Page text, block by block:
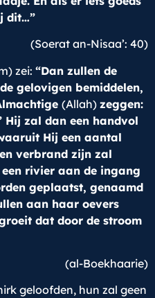
dit…”
(Soerat an-Nisaa’: 40)
zei: “Dan zullen de
gelovigen bemiddelen,
(Allah) zeggen:
Hij zal dan een handvol
Hij een aantal
verbrand zijn zal
rivier aan de ingang
geplaatst, genaamd
aan haar oevers
dat door de stroom
(al-Boekhaarie)
geloofden, hun zal geen